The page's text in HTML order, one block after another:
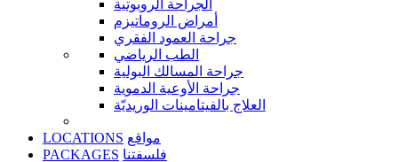
الجراحة الروبوتية
أمراض الروماتيزم
جراحة العمود الفقري
الطب الرياضي
جراحة المسالك البولية
جراحة الأوعية الدموية
العلاج بالفيتامينات الوريديّة
LOCATIONS مواقع
PACKAGES فلسفتنا